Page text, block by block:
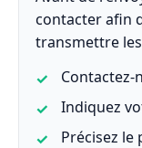
contacter afin
transmettre
Contactez-
Indiquez
Précisez